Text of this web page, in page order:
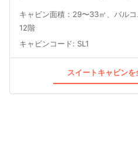
キャビン面積：29〜33㎡、バル
12階
キャビンコード: SL1
スイートキャビン